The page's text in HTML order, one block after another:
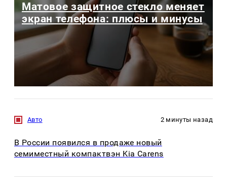
Матовое защитное стекло меняет
экран телефона: плюсы и минусы
Авто 2 минуты назад
В России появился в продаже новый
семиместный компактвэн Kia Carens